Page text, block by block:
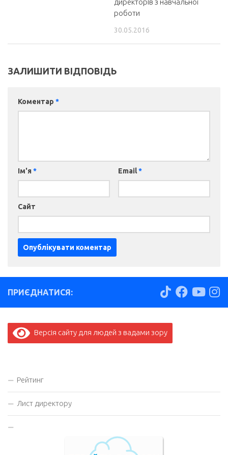
директорів з навчальної
роботи
30.05.2016
ЗАЛИШИТИ ВІДПОВІДЬ
Коментар *
Ім'я * Email*
Сайт
ПРИЄДНАТИСЯ:
Версія сайту для людей з вадами зору
Рейтинг
Лист директору